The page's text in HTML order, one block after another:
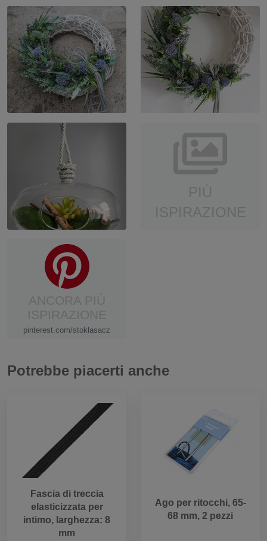
pinterest.com/stoklasacz
Potrebbe piacerti anche
Fascia di treccia
elasticizzata per
intimo, larghezza: 8
mm
Ago per ritocchi, 65-
68 mm, 2 pezzi